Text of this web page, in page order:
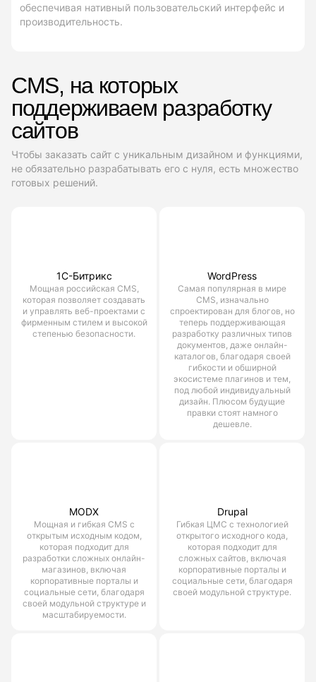
обеспечивая нативный пользовательский интерфейс и
производительность.
CMS, на которых
поддерживаем разработку
сайтов
Чтобы заказать сайт с уникальным дизайном и функциями,
не обязательно разрабатывать его с нуля, есть множество
готовых решений.
1С-Битрикс
Мощная российская CMS,
которая позволяет создавать
и управлять веб-проектами с
фирменным стилем и высокой
степенью безопасности.
WordPress
Самая популярная в мире
CMS, изначально
спроектирован для блогов, но
теперь поддерживающая
разработку различных типов
документов, даже онлайн-
каталогов, благодаря своей
гибкости и обширной
экосистеме плагинов и тем,
под любой индивидуальный
дизайн. Плюсом будущие
правки стоят намного
дешевле.
MODX
Мощная и гибкая CMS с
открытым исходным кодом,
которая подходит для
разработки сложных онлайн-
магазинов, включая
корпоративные порталы и
социальные сети, благодаря
своей модульной структуре и
масштабируемости.
Drupal
Гибкая ЦМС с технологией
открытого исходного кода,
которая подходит для
сложных сайтов, включая
корпоративные порталы и
социальные сети, благодаря
своей модульной структуре.